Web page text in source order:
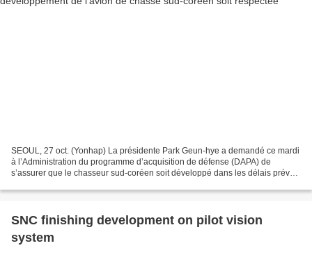
SEOUL, 27 oct. (Yonhap) La présidente Park Geun-hye a demandé ce mardi
à l’Administration du programme d’acquisition de défense (DAPA) de
s’assurer que le chasseur sud-coréen soit développé dans les délais prévus,
SNC finishing development on pilot vision
system